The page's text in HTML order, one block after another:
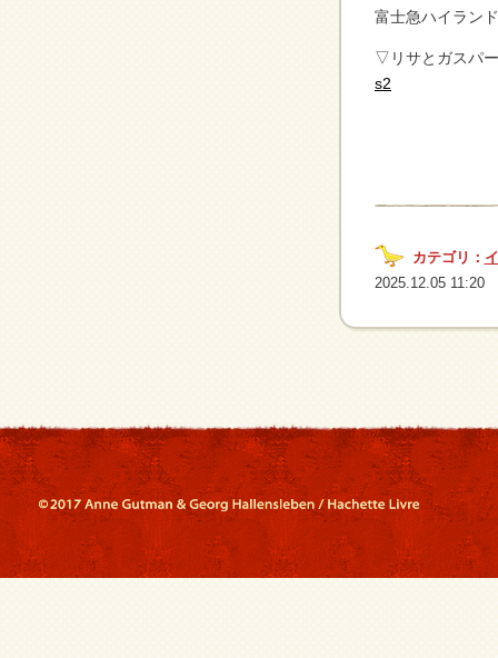
富士急ハイラン
▽リサとガスパ
s2
カテゴリ：
2025.12.05 11:20